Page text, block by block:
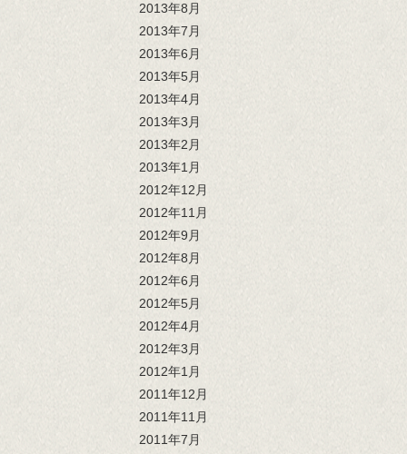
2013年8月
2013年7月
2013年6月
2013年5月
2013年4月
2013年3月
2013年2月
2013年1月
2012年12月
2012年11月
2012年9月
2012年8月
2012年6月
2012年5月
2012年4月
2012年3月
2012年1月
2011年12月
2011年11月
2011年7月